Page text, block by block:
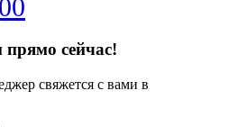
сейчас!
свяжется с вами в